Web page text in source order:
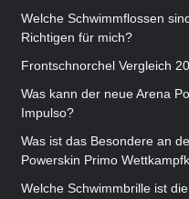
Welche Schwimmflossen
Richtigen für mich?
Frontschnorchel Vergleich
Was kann der neue Arena
Impulso?
Was ist das Besondere an
Powerskin Primo
Welche Schwimmbrille ist